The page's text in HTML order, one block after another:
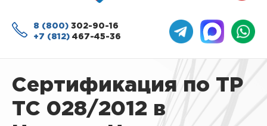
8 (800) 302-90-16
+7 (812) 467-45-36
Сертификация по ТР
ТС 028/2012 в